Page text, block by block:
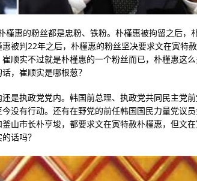
惠的粉丝都是忠粉、铁粉。朴槿惠被拘留之后，
被判22年之后，朴槿惠的粉丝坚决要求文在寅特
顺实不过就是朴槿惠的一个粉丝而已，朴槿惠这
，崔顺实是哪根葱？
是执政党党内。韩国前总理、执政党共同民主党
没有行动。还有在野党的前任韩国国民力量党议
山市长朴亨埈，都要求文在寅特赦朴槿惠，但文
话吗？